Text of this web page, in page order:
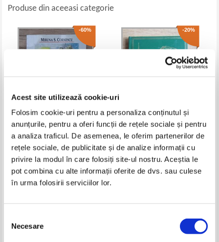
Acest site utilizează cookie-uri
Folosim cookie-uri pentru a personaliza conținutul și
anunțurile, pentru a oferi funcții de rețele sociale și pentru
a analiza traficul. De asemenea, le oferim partenerilor de
rețele sociale, de publicitate și de analize informații cu
privire la modul în care folosiți site-ul nostru. Aceștia le
pot combina cu alte informații oferite de dvs. sau culese
în urma folosirii serviciilor lor.
consimțământului
Necesare
Produse din aceeasi categorie
-60%
Miruna S. Cornescu - A chase for
27,00Lei 10,80
Adaugă în coș
-20%
Cristina Stefanescu - The Trojan
War
Lei
Adaugă în coș